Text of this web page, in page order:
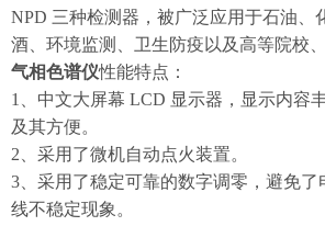
NPD 三种检测器，被广泛应用于石油、
酒、环境监测、卫生防疫以及高等院校
气相色谱仪性能特点：
1、中文大屏幕 LCD 显示器，显示内容
及其方便。
2、采用了微机自动点火装置。
3、采用了稳定可靠的数字调零，避免了
线不稳定现象。